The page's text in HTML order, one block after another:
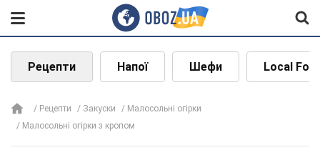
Рецепти Напої Шефи Local
Рецепти Закуски
Малосольні огірки
Малосольні огірки з кропом